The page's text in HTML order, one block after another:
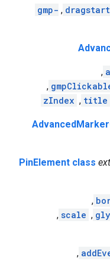
dragstart
,
gmp-
,
,
title
,
zIndex
PinElement class
,
,
scale
,
,